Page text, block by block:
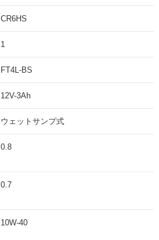
CR6HS
1
FT4L-BS
12V-3Ah
ウェットサンプ式
0.8
0.7
10W-40